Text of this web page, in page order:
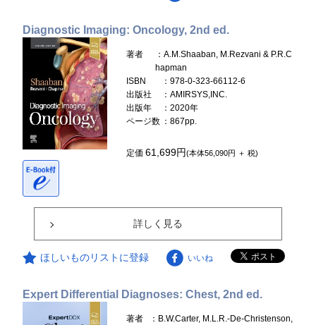
Diagnostic Imaging: Oncology, 2nd ed.
著者
：A.M.Shaaban, M.Rezvani & P.R.C
hapman
ISBN
：978-0-323-66112-6
出版社
：AMIRSYS,INC.
出版年
：2020年
ページ数 ：867pp.
定価61,699円(本体56,090円 ＋ 税)
詳しく見る
ほしいものリストに登録 いいね
Expert Differential Diagnoses: Chest, 2nd ed.
著者
：B.W.Carter, M.L.R.-De-Christenson,